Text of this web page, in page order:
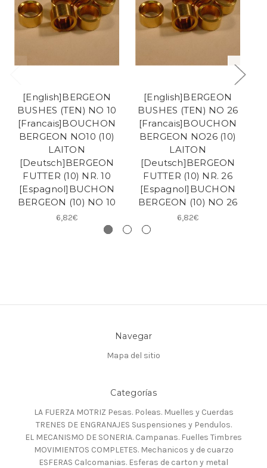
[English]BERGEON
BUSHES (TEN) NO 10
[Francais]BOUCHON
BERGEON NO10 (10)
LAITON
[Deutsch]BERGEON
FUTTER (10) NR. 10
[Espagnol]BUCHON
BERGEON (10) NO 10
6,82€
[English]BERGEON
BUSHES (TEN) NO 26
[Francais]BOUCHON
BERGEON NO26 (10)
LAITON
[Deutsch]BERGEON
FUTTER (10) NR. 26
[Espagnol]BUCHON
BERGEON (10) NO 26
6,82€
Navegar
Mapa del sitio
Categorías
LA FUERZA MOTRIZ Pesas. Poleas. Muelles y Cuerdas
TRENES DE ENGRANAJES Suspensiones y Pendulos.
EL MECANISMO DE SONERIA. Campanas. Fuelles Timbres
MOVIMIENTOS COMPLETES. Mechanicos y de cuarzo
ESFERAS Calcomanias. Esferas de carton y metal